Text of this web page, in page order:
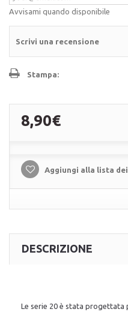
Avvisami quando disponibile
Scrivi una recensione
Stampa:
8,90€
Aggiungi alla lista
DESCRIZIONE
Le serie 20 è stata